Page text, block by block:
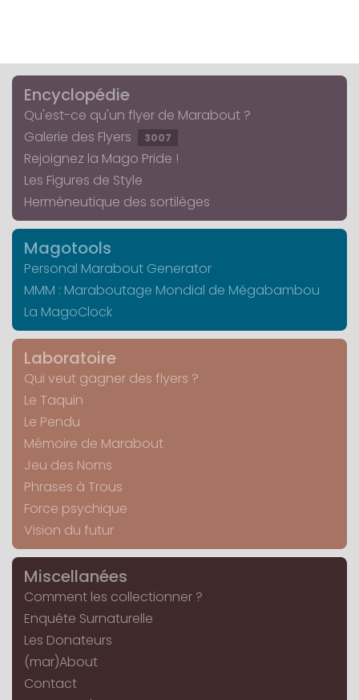
Encyclopédie
Qu'est-ce qu'un flyer de Marabout ?
Galerie des Flyers
3007
Rejoignez la Mago Pride !
Les Figures de Style
Herméneutique des sortilèges
Magotools
Personal Marabout Generator
MMM : Maraboutage Mondial de Mégabambou
La MagoClock
Laboratoire
Qui veut gagner des flyers ?
Le Taquin
Le Pendu
Mémoire de Marabout
Jeu des Noms
Phrases à Trous
Force psychique
Vision du futur
Miscellanées
Comment les collectionner ?
Enquête Surnaturelle
Les Donateurs
(mar)About
Contact